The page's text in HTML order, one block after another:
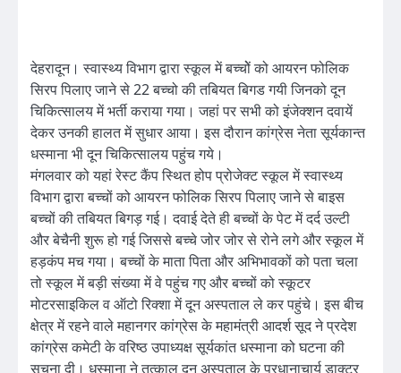
देहरादून। स्वास्थ्य विभाग द्वारा स्कूल में बच्चोें को आयरन फोलिक
सिरप पिलाए जाने से 22 बच्चो की तबियत बिगड गयी जिनको दून
चिकित्सालय में भर्ती कराया गया। जहां पर सभी को इंजेक्शन दवायें
देकर उनकी हालत में सुधार आया। इस दौरान कांग्रेस नेता सूर्यकान्त
धस्माना भी दून चिकित्सालय पहुंच गये।
मंगलवार को यहां रेस्ट कैंप स्थित होप प्रोजेक्ट स्कूल में स्वास्थ्य
विभाग द्वारा बच्चों को आयरन फोलिक सिरप पिलाए जाने से बाइस
बच्चों की तबियत बिगड़ गई। दवाई देते ही बच्चों के पेट में दर्द उल्टी
और बेचैनी शुरू हो गई जिससे बच्चे जोर जोर से रोने लगे और स्कूल में
हड़कंप मच गया। बच्चों के माता पिता और अभिभावकों को पता चला
तो स्कूल में बड़ी संख्या में वे पहुंच गए और बच्चों को स्कूटर
मोटरसाइकिल व ऑटो रिक्शा में दून अस्पताल ले कर पहुंचे। इस बीच
क्षेत्र में रहने वाले महानगर कांग्रेस के महामंत्री आदर्श सूद ने प्रदेश
कांग्रेस कमेटी के वरिष्ठ उपाध्यक्ष सूर्यकांत धस्माना को घटना की
सूचना दी। धस्माना ने तत्काल दून अस्पताल के प्रधानाचार्य डाक्टर